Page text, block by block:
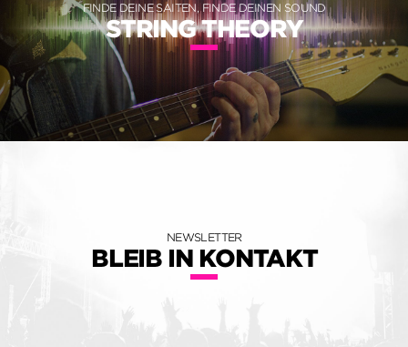
FINDE DEINE SAITEN, FINDE DEINEN SOUND
STRING THEORY
NEWSLETTER
BLEIB IN KONTAKT